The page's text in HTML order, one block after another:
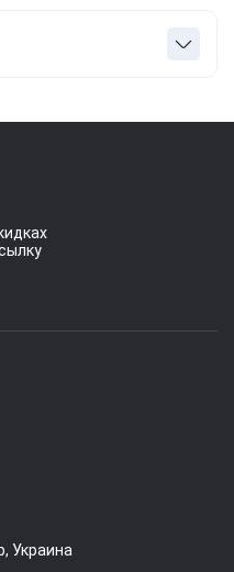
хват и
и запястья.
Украина